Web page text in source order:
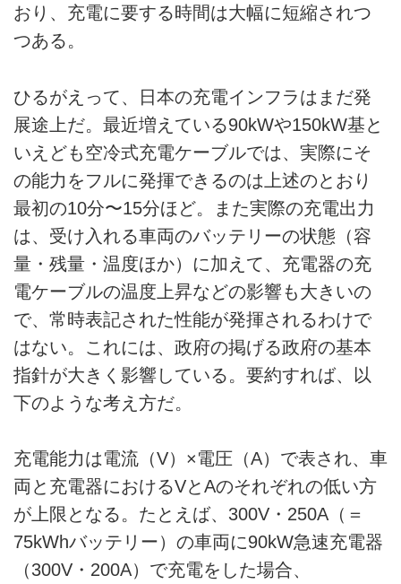
おり、充電に要する時間は大幅に短縮されつ
つある。
ひるがえって、日本の充電インフラはまだ発
展途上だ。最近増えている90kWや150kW基と
いえども空冷式充電ケーブルでは、実際にそ
の能力をフルに発揮できるのは上述のとおり
最初の10分〜15分ほど。また実際の充電出力
は、受け入れる車両のバッテリーの状態（容
量・残量・温度ほか）に加えて、充電器の充
電ケーブルの温度上昇などの影響も大きいの
で、常時表記された性能が発揮されるわけで
はない。これには、政府の掲げる政府の基本
指針が大きく影響している。要約すれば、以
下のような考え方だ。
充電能力は電流（V）×電圧（A）で表され、車
両と充電器におけるVとAのそれぞれの低い方
が上限となる。たとえば、300V・250A（＝
75kWhバッテリー）の車両に90kW急速充電器
（300V・200A）で充電をした場合、